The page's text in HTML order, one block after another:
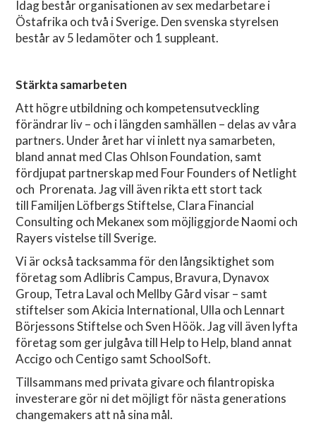
Idag består organisationen av sex medarbetare i
Östafrika och två i Sverige. Den svenska styrelsen
består av 5 ledamöter och 1 suppleant.
Stärkta samarbeten
Att högre utbildning och kompetensutveckling
förändrar liv – och i längden samhällen – delas av våra
partners. Under året har vi inlett nya samarbeten,
bland annat med Clas Ohlson Foundation, samt
fördjupat partnerskap med Four Founders of Netlight
och Prorenata. Jag vill även rikta ett stort tack
till Familjen Löfbergs Stiftelse, Clara Financial
Consulting och Mekanex som möjliggjorde Naomi och
Rayers vistelse till Sverige.
Vi är också tacksamma för den långsiktighet som
företag som Adlibris Campus, Bravura, Dynavox
Group, Tetra Laval och Mellby Gård visar – samt
stiftelser som Akicia International, Ulla och Lennart
Börjessons Stiftelse och Sven Höök. Jag vill även lyfta
företag som ger julgåva till Help to Help, bland annat
Accigo och Centigo samt SchoolSoft.
Tillsammans med privata givare och filantropiska
investerare gör ni det möjligt för nästa generations
changemakers att nå sina mål.